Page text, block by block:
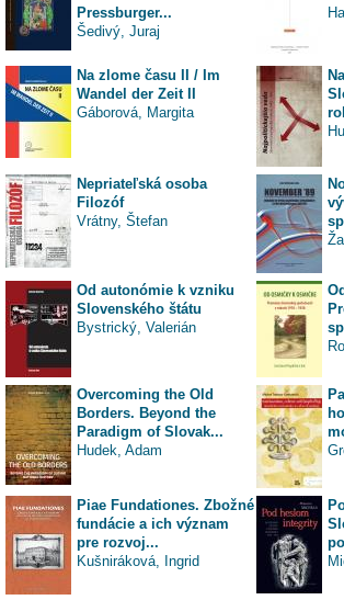
Pressburger...
Šedivý, Juraj
Na zlome času II / Im
Wandel der Zeit II
Gáborová, Margita
Nepriateľská osoba
Filozóf
Vrátny, Štefan
Od autonómie k vzniku
Slovenského štátu
Bystrický, Valerián
Overcoming the Old
Borders. Beyond the
Paradigm of Slovak...
Hudek, Adam
Piae Fundationes. Zbožné
fundácie a ich význam
pre rozvoj...
Kušniráková, Ingrid